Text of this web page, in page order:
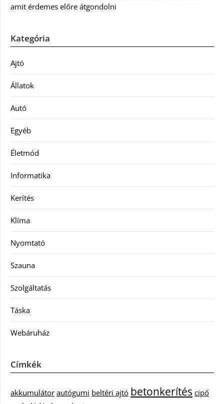
amit érdemes előre átgondolni
Kategória
Ajtó
Állatok
Autó
Egyéb
Életmód
Informatika
Kerítés
Klíma
Nyomtató
Szauna
Szolgáltatás
Táska
Webáruház
Címkék
akkumulátor autógumi beltéri ajtó betonkerítés cipő